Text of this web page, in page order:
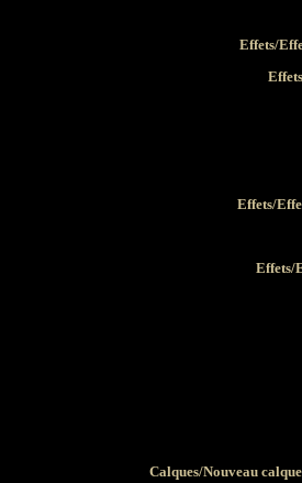
Effets/
Effets/
Effets/
Calques/Nouveau